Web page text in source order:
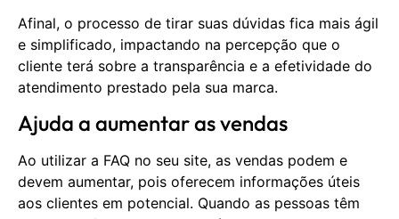
Afinal, o processo de tirar suas dúvidas fica mais ágil
e simplificado, impactando na percepção que o
cliente terá sobre a transparência e a efetividade do
atendimento prestado pela sua marca.
Ajuda a aumentar as vendas
Ao utilizar a FAQ no seu site, as vendas podem e
devem aumentar, pois oferecem informações úteis
aos clientes em potencial. Quando as pessoas têm